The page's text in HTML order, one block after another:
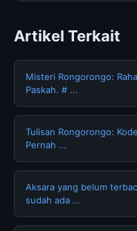
Artikel Terkait
Misteri Rongorongo:
Paskah. # ...
Tulisan Rongorongo:
Pernah …
Aksara yang belum
sudah ada …